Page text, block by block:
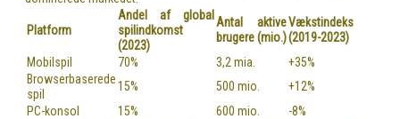
Platform
Andel af global
spilindkomst
(2023)
Antal aktive
brugere (mio.)
Vækstindeks
(2019-2023)
Mobilspil
70% 3,2 mia.
+35%
Browserbaserede
spil
15% 500 mio.
+12%
PC-konsol
15% 600 mio.
-8%